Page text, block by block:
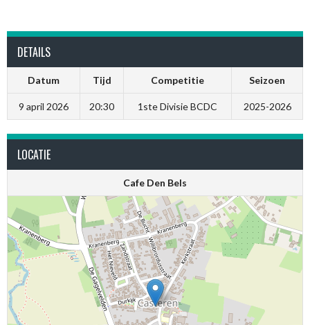
DETAILS
Datum Tijd Competitie Seizoen
9 april 2026 20:30 1ste Divisie BCDC 2025-2026
LOCATIE
Cafe Den Bels